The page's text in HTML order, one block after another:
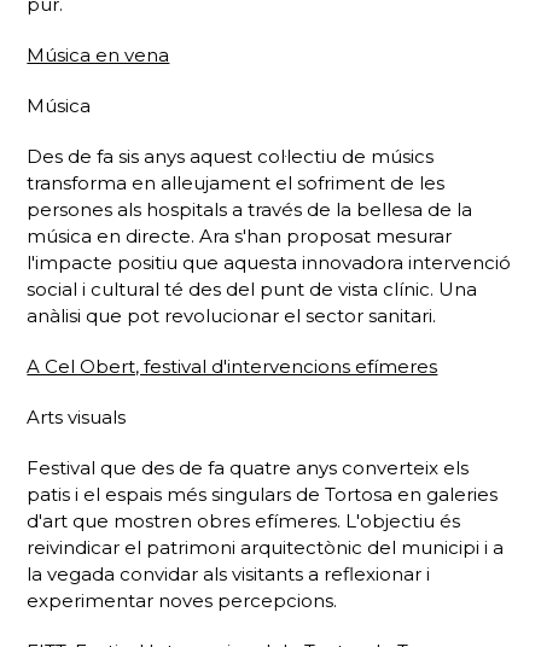
Música en vena
Música
Des de fa sis anys aquest col·lectiu de músics
transforma en alleujament el sofriment de les
persones als hospitals a través de la bellesa de la
música en directe. Ara s'han proposat mesurar
l'impacte positiu que aquesta innovadora intervenció
social i cultural té des del punt de vista clínic. Una
anàlisi que pot revolucionar el sector sanitari.
A Cel Obert, festival d'intervencions efímeres
Arts visuals
Festival que des de fa quatre anys converteix els
patis i el espais més singulars de Tortosa en galeries
d'art que mostren obres efímeres. L'objectiu és
reivindicar el patrimoni arquitectònic del municipi i a
la vegada convidar als visitants a reflexionar i
experimentar noves percepcions.